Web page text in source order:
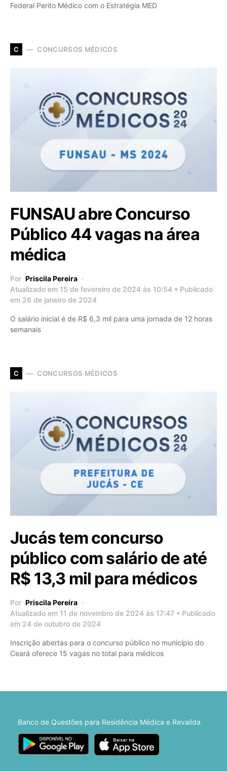
Federal Perito Médico com o Estratégia MED
C CONCURSOS MÉDICOS
FUNSAU abre Concurso
Público 44 vagas na área
médica
Por Priscila Pereira
Atualizado em 15 de fevereiro de 2024 às 10:54 • Publicado
em 26 de janeiro de 2024
O salário inicial é de R$ 6,3 mil para uma jornada de 12 horas
semanais
C CONCURSOS MÉDICOS
Jucás tem concurso
público com salário de até
R$ 13,3 mil para médicos
Por Priscila Pereira
Atualizado em 11 de novembro de 2024 às 17:47 • Publicado
em 24 de outubro de 2024
Inscrição abertas para o concurso público no município do
Ceará oferece 15 vagas no total para médicos
Banco de Questões para Residência Médica e Revalida